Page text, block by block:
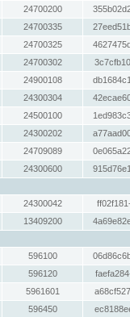
24700200
24700335
24700325
24700302
24900108
24300304
24500100
24300202
24709089
24300600
24300042
13409200
596100
596120
5961601
596450